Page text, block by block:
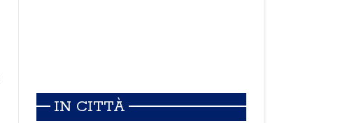
IN CITTÀ